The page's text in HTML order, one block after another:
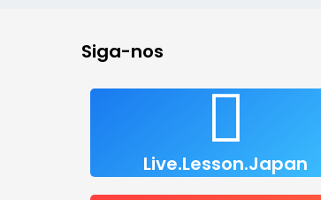
Siga-nos
Live.Lesson.Japan